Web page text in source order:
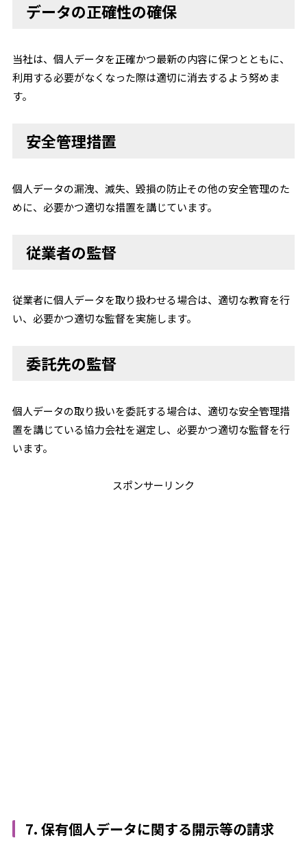
データの正確性の確保
当社は、個人データを正確かつ最新の内容に保つとともに、
利用する必要がなくなった際は適切に消去するよう努めま
す。
安全管理措置
個人データの漏洩、滅失、毀損の防止その他の安全管理のた
めに、必要かつ適切な措置を講じています。
従業者の監督
従業者に個人データを取り扱わせる場合は、適切な教育を行
い、必要かつ適切な監督を実施します。
委託先の監督
個人データの取り扱いを委託する場合は、適切な安全管理措
置を講じている協力会社を選定し、必要かつ適切な監督を行
います。
スポンサーリンク
7. 保有個人データに関する開示等の請求